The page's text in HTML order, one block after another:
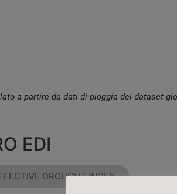
a partire da dati di pioggia del dataset
EDI
DROUGHT INDEX